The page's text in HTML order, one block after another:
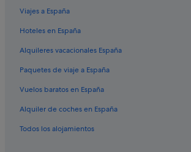
Viajes a España
Hoteles en España
Alquileres vacacionales España
Paquetes de viaje a España
Vuelos baratos en España
Alquiler de coches en España
Todos los alojamientos